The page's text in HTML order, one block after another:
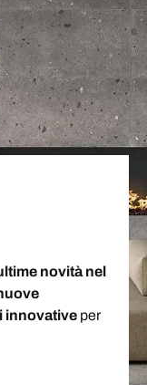
novità nel
innovative per